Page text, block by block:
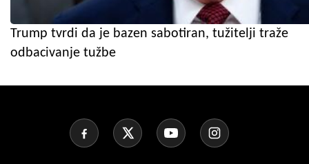
Trump tvrdi da je bazen sabotiran, tužitelji traže
odbacivanje tužbe